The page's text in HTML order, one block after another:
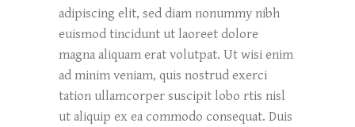
adipiscing elit, sed diam nonummy nibh
euismod tincidunt ut laoreet dolore
magna aliquam erat volutpat. Ut wisi enim
ad minim veniam, quis nostrud exerci
tation ullamcorper suscipit lobo rtis nisl
ut aliquip ex ea commodo consequat. Duis